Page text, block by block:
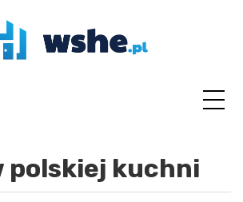
polskiej kuchni